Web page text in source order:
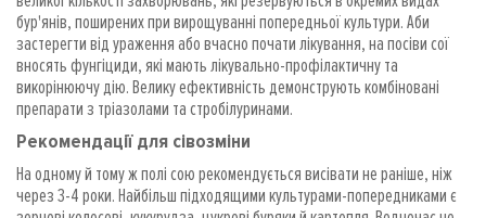
бур'янів, поширених при вирощуванні попередньої культури. Аби
застерегти від ураження або вчасно почати лікування, на посіви сої
вносять фунгіциди, які мають лікувально-профілактичну та
викорінюючу дію. Велику ефективність демонструють комбіновані
препарати з тріазолами та стробілуринами.
Рекомендації для сівозміни
На одному й тому ж полі сою рекомендується висівати не раніше, ніж
через 3-4 роки. Найбільш підходящими культурами-попередниками є